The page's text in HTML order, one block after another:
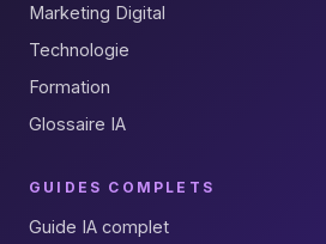
Marketing Digital
Technologie
Formation
Glossaire IA
GUIDES COMPLETS
Guide IA complet